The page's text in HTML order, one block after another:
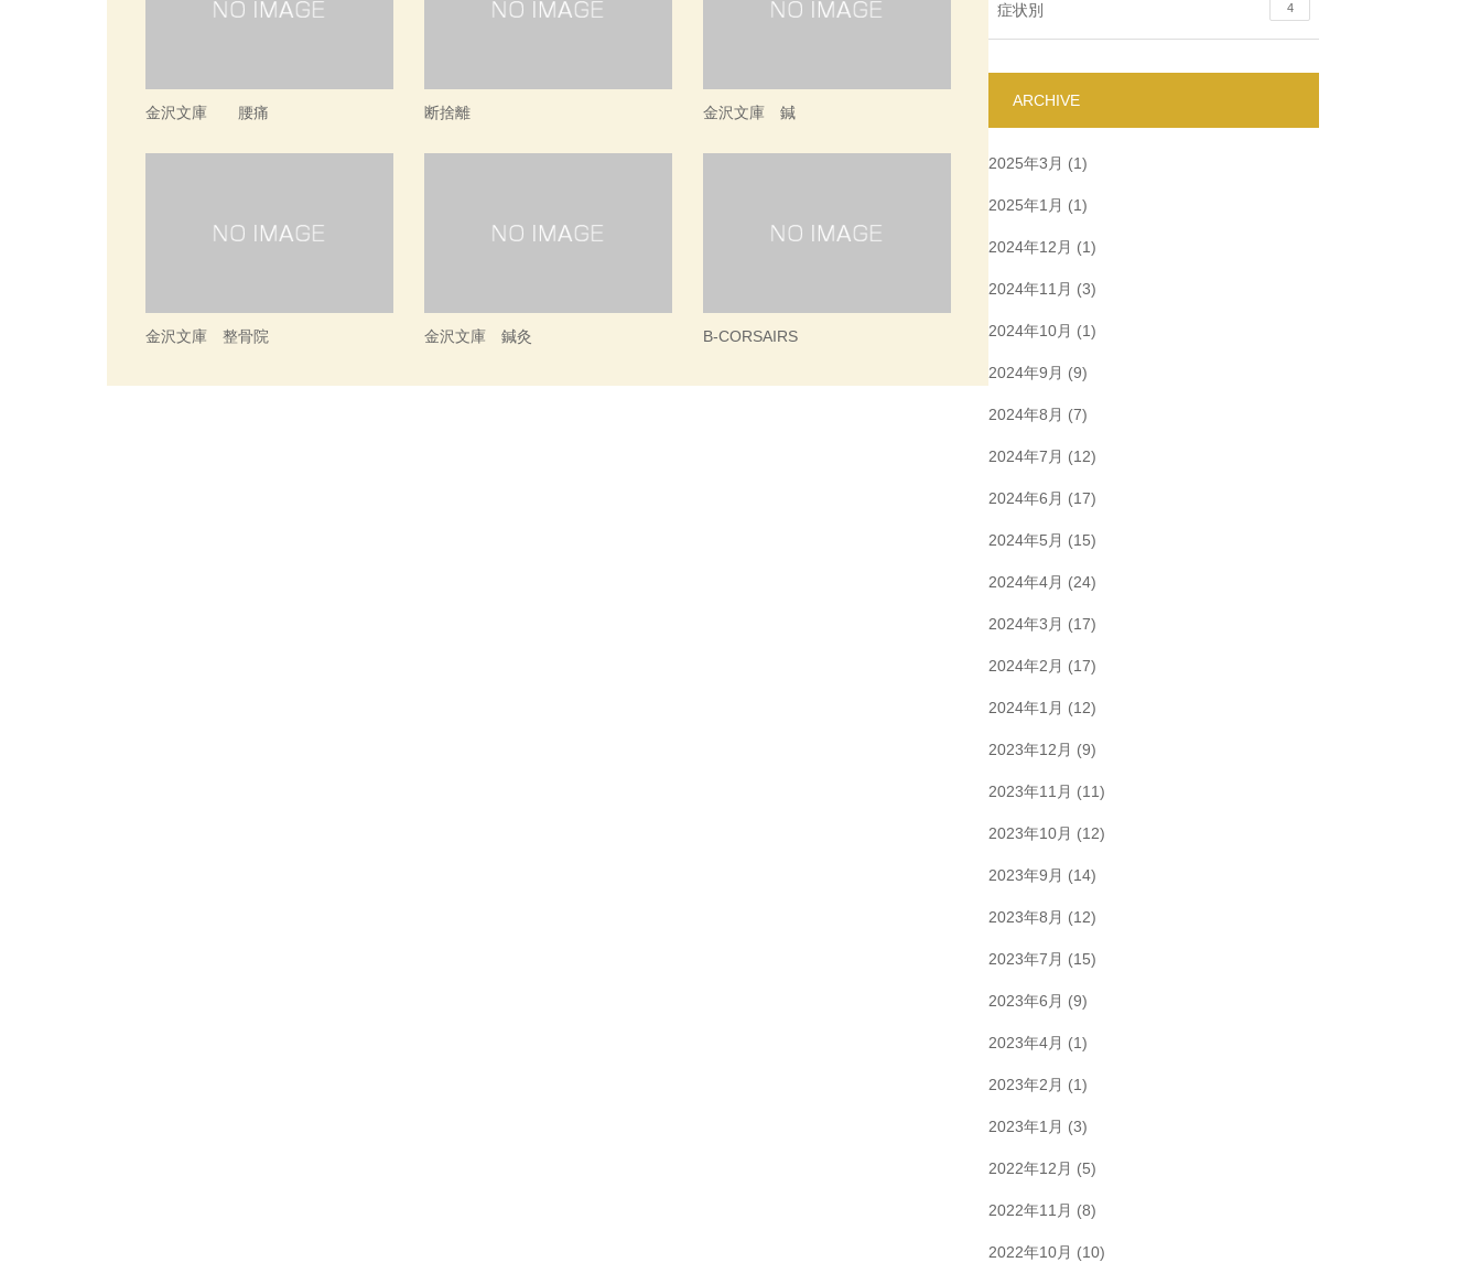
金沢文庫 腰痛 断捨離 金沢文庫 鍼
金沢文庫 整骨院 金沢文庫 鍼灸 B-CORSAIRS
症状別 4
ARCHIVE
2025年3月 (1)
2025年1月 (1)
2024年12月 (1)
2024年11月 (3)
2024年10月 (1)
2024年9月 (9)
2024年8月 (7)
2024年7月 (12)
2024年6月 (17)
2024年5月 (15)
2024年4月 (24)
2024年3月 (17)
2024年2月 (17)
2024年1月 (12)
2023年12月 (9)
2023年11月 (11)
2023年10月 (12)
2023年9月 (14)
2023年8月 (12)
2023年7月 (15)
2023年6月 (9)
2023年4月 (1)
2023年2月 (1)
2023年1月 (3)
2022年12月 (5)
2022年11月 (8)
2022年10月 (10)